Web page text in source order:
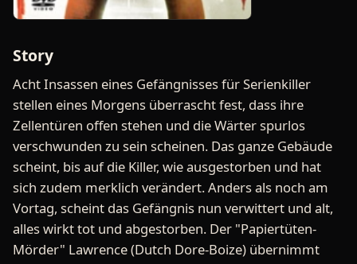
Story
Acht Insassen eines Gefängnisses für Serienkiller
stellen eines Morgens überrascht fest, dass ihre
Zellentüren offen stehen und die Wärter spurlos
verschwunden zu sein scheinen. Das ganze Gebäude
scheint, bis auf die Killer, wie ausgestorben und hat
sich zudem merklich verändert. Anders als noch am
Vortag, scheint das Gefängnis nun verwittert und alt,
alles wirkt tot und abgestorben. Der "Papiertüten-
Mörder" Lawrence (Dutch Dore-Boize) übernimmt